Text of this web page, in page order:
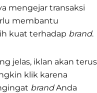
mengejar transaksi
membantu
kuat terhadap brand.
jelas, iklan akan terus
klik karena
brandAnda